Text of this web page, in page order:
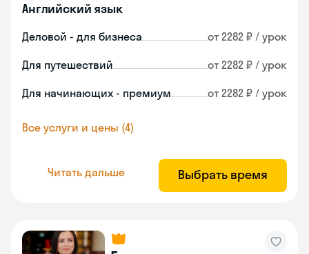
Английский язык
Деловой - для бизнеса от 2282 ₽ / урок
Для путешествий от 2282 ₽ / урок
Для начинающих - премиум от 2282 ₽ / урок
Все услуги и цены (4)
Читать дальше Выбрать время